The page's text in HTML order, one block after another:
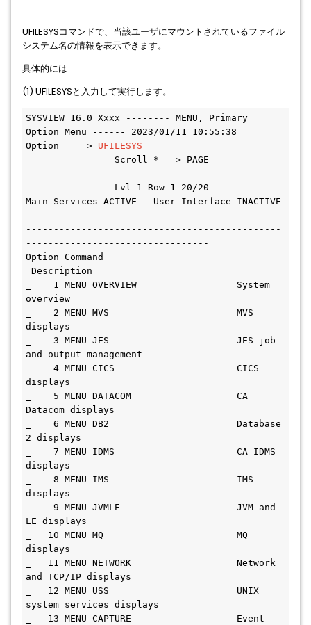
UFILESYSコマンドで、当該ユーザにマウントされているファイル
システム名の情報を表示できます。
具体的には
(1) UFILESYSと入力して実行します。
SYSVIEW 16.0 Xxxx -------- MENU, Primary
Option Menu ------ 2023/01/11 10:55:38
Option ====> UFILESYS
Scroll *===> PAGE
----------------------------------------------
--------------- Lvl 1 Row 1-20/20
Main Services ACTIVE   User Interface INACTIVE
----------------------------------------------
---------------------------------
Option Command
Description
_    1 MENU OVERVIEW                  System
overview
_    2 MENU MVS                       MVS
displays
_    3 MENU JES                       JES job
and output management
_    4 MENU CICS                      CICS
displays
_    5 MENU DATACOM                   CA
Datacom displays
_    6 MENU DB2                       Database
2 displays
_    7 MENU IDMS                      CA IDMS
displays
_    8 MENU IMS                       IMS
displays
_    9 MENU JVMLE                     JVM and
LE displays
_   10 MENU MQ                        MQ
displays
_   11 MENU NETWORK                   Network
and TCP/IP displays
_   12 MENU USS                       UNIX
system services displays
_   13 MENU CAPTURE                   Event